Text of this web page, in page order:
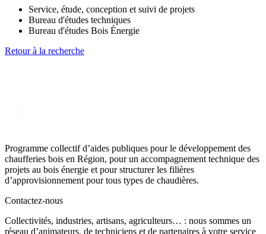
Service, étude, conception et suivi de projets
Bureau d'études techniques
Bureau d'études Bois Énergie
Retour à la recherche
Programme collectif d’aides publiques pour le développement des
chaufferies bois en Région, pour un accompagnement technique des
projets au bois énergie et pour structurer les filières
d’approvisionnement pour tous types de chaudières.
Contactez-nous
Collectivités, industries, artisans, agriculteurs… : nous sommes un
réseau d’animateurs, de techniciens et de partenaires à votre service